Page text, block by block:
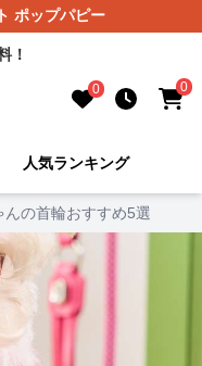
ポップパピー
！
0 0
人気ランキング
んの首輪おすすめ5選